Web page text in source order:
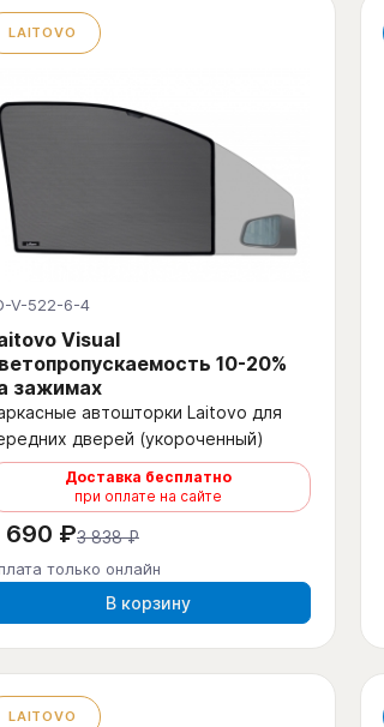
LAITOVO
V-522-6-4
Visual
10-20%
зажимах
автошторки Laitovo для
дверей (укороченный)
Доставка бесплатно
при оплате на сайте
690 ₽3 838 ₽
только онлайн
В корзину
LAITOVO